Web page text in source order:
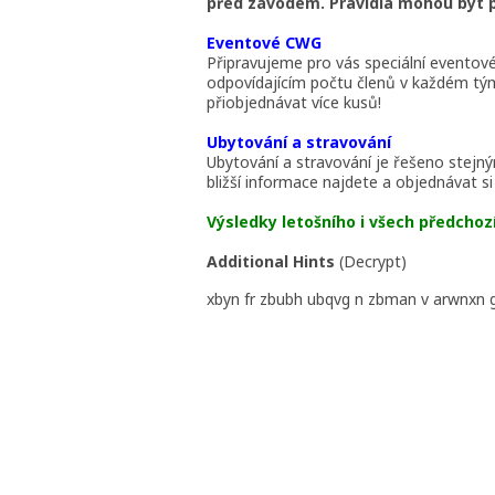
Eventové CWG
Připravujeme pro vás speciální
odpovídajícím počtu členů v každém
přiobjednávat více kusů!
Ubytování a stravování
Ubytování a stravování je řešeno
bližší informace najdete a objednávat
Výsledky letošního i všech
Additional Hints (Decrypt)
xbyn fr zbubh ubqvg n zbman v arwnxn